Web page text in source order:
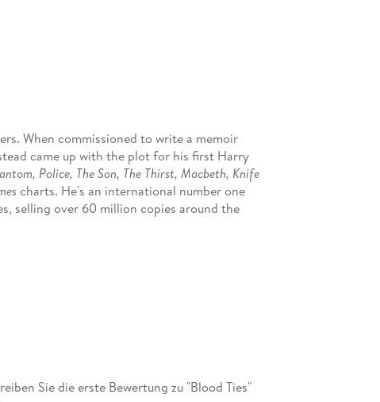
When commissioned to write a memoir
came up with the plot for his first Harry
Police, The Son, The Thirst, Macbeth, Knife
charts. He's an international number one
selling over 60 million copies around the
Files series, and
Sie die erste Bewertung zu "Blood Ties"